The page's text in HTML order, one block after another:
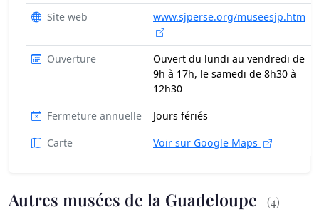
Site web
www.sjperse.org/museesjp.htm
Ouverture
Ouvert du lundi au vendredi de
9h à 17h, le samedi de 8h30 à
12h30
Fermeture annuelle
Jours fériés
Carte
Voir sur Google Maps
Autres musées de la Guadeloupe (4)